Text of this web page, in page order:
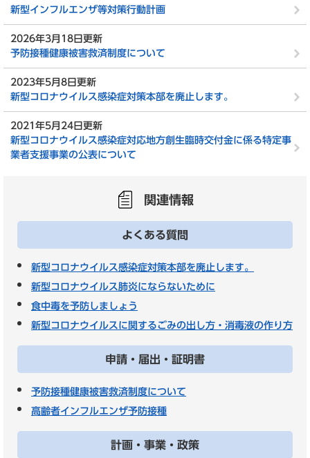
新型インフルエンザ等対策行動計画
2026年3月18日更新
予防接種健康被害救済制度について
2023年5月8日更新
新型コロナウイルス感染症対策本部を廃止します。
2021年5月24日更新
新型コロナウイルス感染症対応地方創生臨時交付金に係る特定事
業者支援事業の公表について
関連情報
よくある質問
新型コロナウイルス感染症対策本部を廃止します。
新型コロナウイルス肺炎にならないために
食中毒を予防しましょう
新型コロナウイルスに関するごみの出し方・消毒液の作り方
申請・届出・証明書
予防接種健康被害救済制度について
高齢者インフルエンザ予防接種
計画・事業・政策